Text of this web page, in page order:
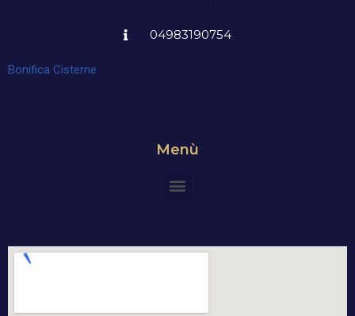
04983190754
Bonifica Cisterne
Menù